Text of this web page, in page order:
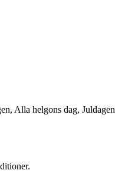
Alla helgons dag, Juldagen